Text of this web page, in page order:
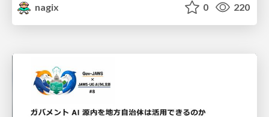
nagix
0 220